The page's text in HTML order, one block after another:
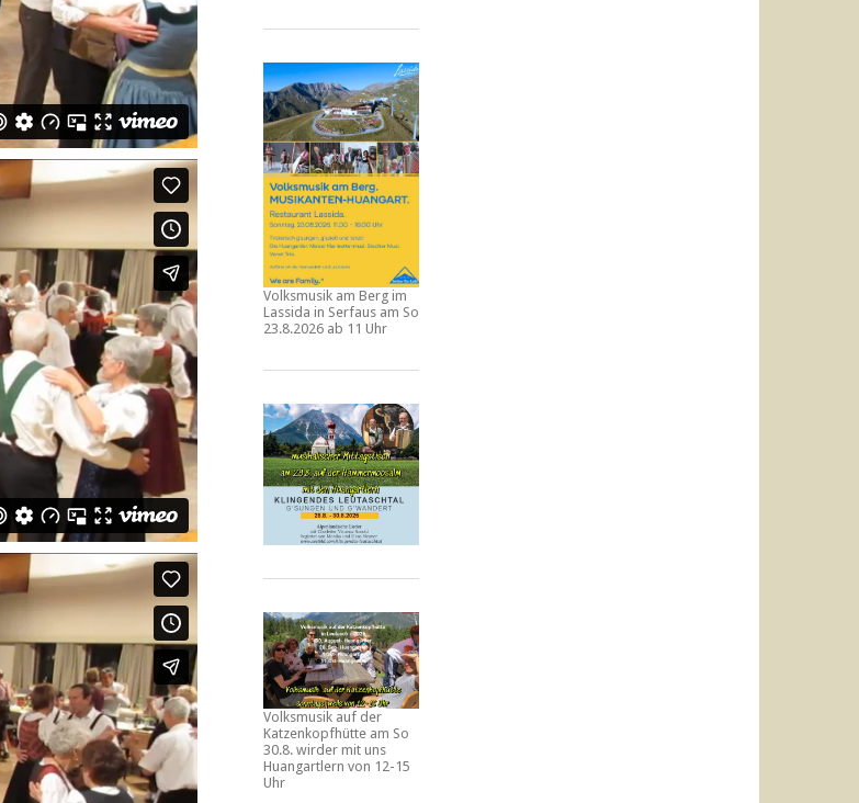
Volksmusik am Berg im
Lassida in Serfaus am So
23.8.2026 ab 11 Uhr
Volksmusik auf der
Katzenkopfhütte am So
30.8. wirder mit uns
Huangartlern von 12-15
Uhr